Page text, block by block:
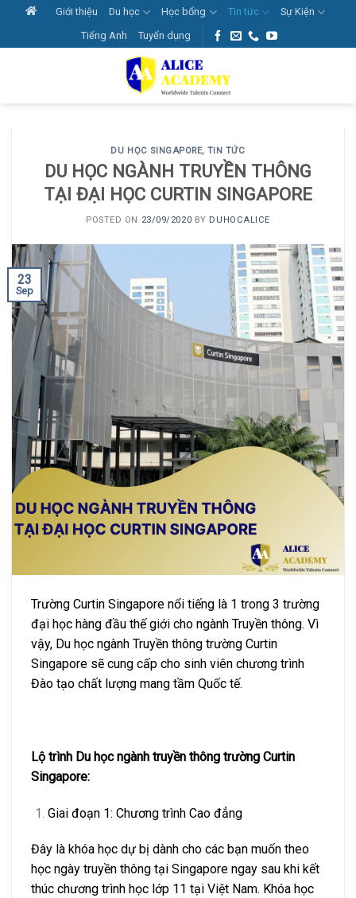
content
Giới thiệu Du học Học bổng Tin tức
Sự Kiện
Tiếng Anh
Tuyển dụng
DU HỌC SINGAPORE, TIN TỨC
DU HỌC NGÀNH TRUYỀN THÔNG
TẠI ĐẠI HỌC CURTIN SINGAPORE
POSTED ON 23/09/2020 BY DUHOCALICE
23
Sep
Trường Curtin Singapore nổi tiếng là 1 trong 3 trường
đại học hàng đầu thế giới cho ngành Truyền thông. Vì
vậy, Du học ngành Truyền thông trường Curtin
Singapore sẽ cung cấp cho sinh viên chương trình
Đào tạo chất lượng mang tầm Quốc tế.
Lộ trình Du học ngành truyền thông trường Curtin
Singapore:
Giai đoạn 1: Chương trình Cao đẳng
Đây là khóa học dự bị dành cho các bạn muốn theo
học ngày truyền thông tại Singapore ngay sau khi kết
thúc chương trình học lớp 11 tại Việt Nam. Khóa học